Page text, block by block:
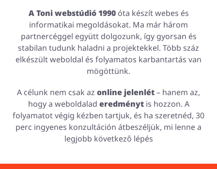
A Toni webstúdió 1990óta készít webes és
informatikai megoldásokat. Ma már három
partnercéggel együtt dolgozunk, így gyorsan és
stabilan tudunk haladni a projektekkel. Több száz
elkészült weboldal és folyamatos karbantartás van
mögöttünk.
A célunk nem csak az online jelenlét– hanem az,
hogy a weboldalad eredménytis hozzon. A
folyamatot végig kézben tartjuk, és ha szeretnéd, 30
perc ingyenes konzultáción átbeszéljük, mi lenne a
legjobb következő lépés